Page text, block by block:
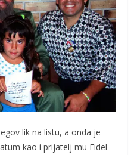
lik na listu, a onda je
kao i prijatelj mu Fidel